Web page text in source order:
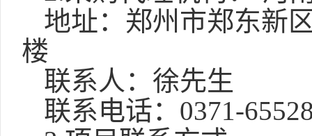
地址： 郑州市郑东新
楼
联系人：徐先生
联系电话： 0371-